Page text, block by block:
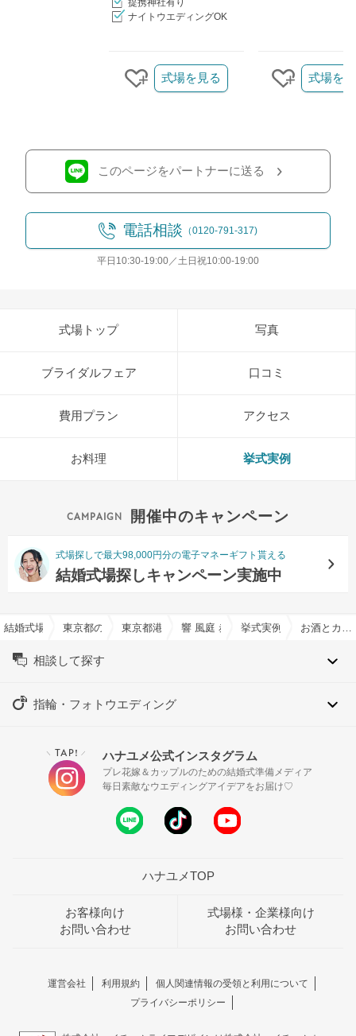
提携神社有り
ナイトウエディングOK
クリップする
式場を見る
クリップ
式場を
このページをパートナーに送る
電話相談 （0120-791-317)
平日10:30-19:00／土日祝10:00-19:00
式場トップ 写真
ブライダルフェア 口コミ
費用プラン アクセス
お料理 挙式実例
開催中のキャンペーン
式場探しで最大98,000円分の電子マネーギフト貰える
結婚式場探しキャンペーン実施中
結婚式場を探すならハナユメ
東京都の結婚式場一覧東京都港区の結婚式場一覧
響 風庭 赤坂で結婚式
挙式実例
相談して探す
指輪・フォトウエディング
＼ TAP! ／ ハナユメ公式インスタグラム
プレ花嫁＆カップルのための結婚式準備メディア
毎日素敵なウエディングアイデアをお届け♡
ハナユメTOP
お客様向け
お問い合わせ
式場様・企業様向け
お問い合わせ
運営会社 利用規約
個人関連情報の受領と利用について
プライバシーポリシー